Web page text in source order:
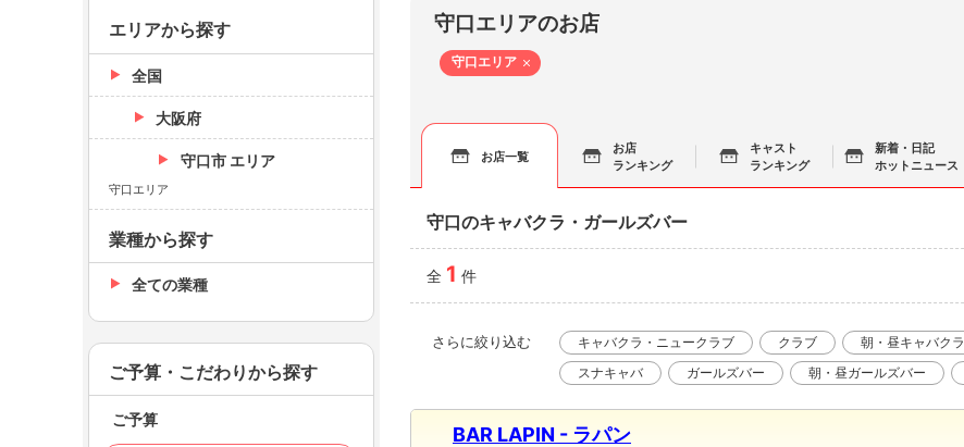
守口エリアのお店
守口エリア
お店一覧
お店
ランキング
キャスト
ランキング
新着・日記
ホットニュース
守口のキャバクラ・ガールズバー
全 1 件
さらに絞り込む キャバクラ・ニュークラブ クラブ 朝・昼キャバクラ
スナキャバ
ガールズバー 朝・昼ガールズバー
BAR LAPIN - ラパン
エリアから探す
全国
大阪府
守口市 エリア
守口エリア
業種から探す
全ての業種
ご予算・こだわりから探す
ご予算